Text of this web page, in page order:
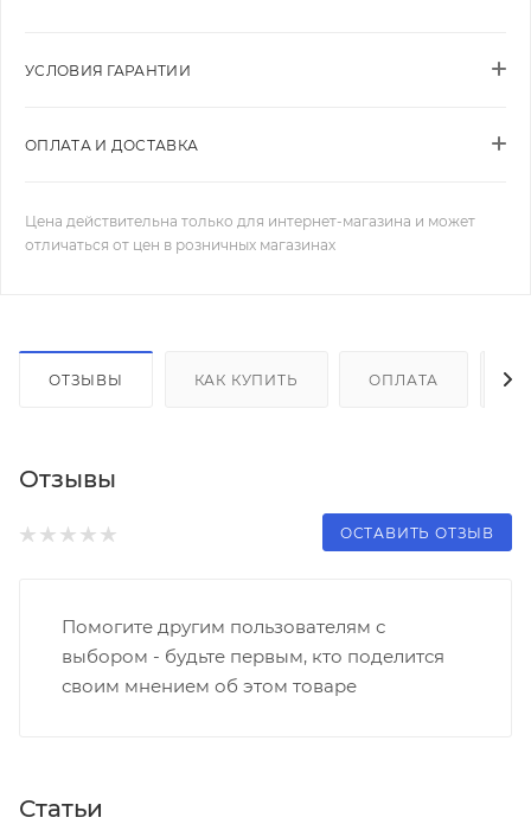
УСЛОВИЯ ГАРАНТИИ
ОПЛАТА И ДОСТАВКА
Цена действительна только для интернет-магазина и может
отличаться от цен в розничных магазинах
ОТЗЫВЫ КАК КУПИТЬ ОПЛАТА
Отзывы
ОСТАВИТЬ ОТЗЫВ
Помогите другим пользователям с
выбором - будьте первым, кто поделится
своим мнением об этом товаре
Статьи